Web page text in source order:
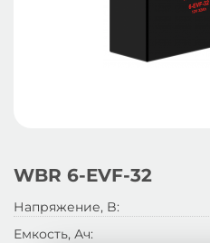
WBR 6-EVF-32
Напряжение, B:
Емкость, Ач: